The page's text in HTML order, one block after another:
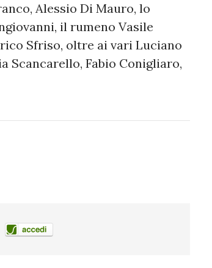
Alessio Di Mauro, lo
il rumeno Vasile
Sfriso, oltre ai vari Luciano
Scancarello, Fabio Conigliaro,